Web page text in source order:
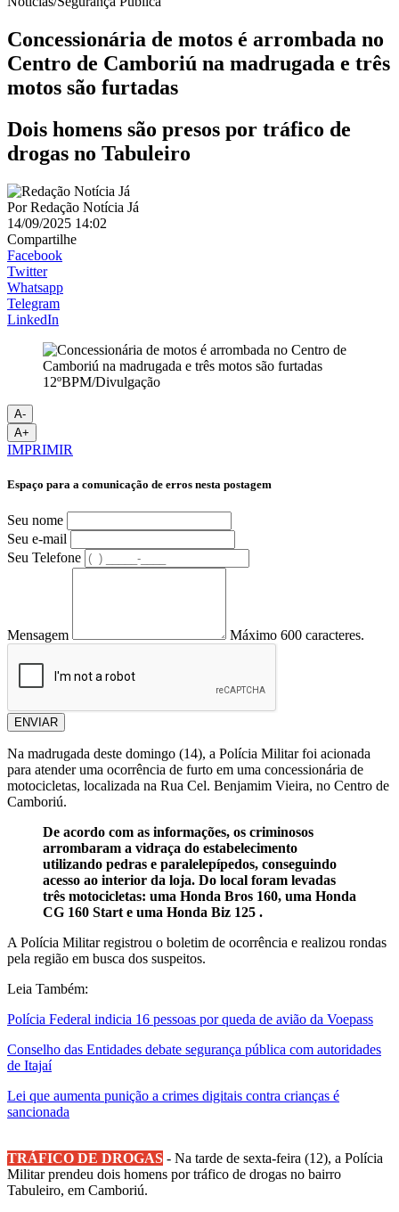
Concessionária de motos é arrombada no
Centro de Camboriú na madrugada e três
motos são furtadas
Dois homens são presos por tráfico de
drogas no Tabuleiro
PorRedação Notícia Já
14/09/2025 14:02
Compartilhe
Facebook
Twitter
Whatsapp
Telegram
LinkedIn
12ºBPM/Divulgação
A-
A+
IMPRIMIR
Espaço para a comunicação de erros nesta postagem
Seu nome
Seu e-mail
Seu Telefone
Mensagem Máximo 600 caracteres.
ENVIAR
Na madrugada deste domingo (14), a Polícia Militar foi acionada
para atender uma ocorrência de furto em uma concessionária de
motocicletas, localizada na Rua Cel. Benjamim Vieira, no Centro de
Camboriú.
De acordo com as informações, os criminosos
arrombaram a vidraça do estabelecimento
utilizando pedras e paralelepípedos, conseguindo
acesso ao interior da loja. Do local foram levadas
três motocicletas: uma Honda Bros 160, uma Honda
CG 160 Start e uma Honda Biz 125 .
A Polícia Militar registrou o boletim de ocorrência e realizou rondas
pela região em busca dos suspeitos.
Leia Também:
Polícia Federal indicia 16 pessoas por queda de avião da Voepass
Conselho das Entidades debate segurança pública com autoridades
de Itajaí
Lei que aumenta punição a crimes digitais contra crianças é
sancionada
TRÁFICO DE DROGAS - Na tarde de sexta-feira (12), a Polícia
Militar prendeu dois homens por tráfico de drogas no bairro
Tabuleiro, em Camboriú.